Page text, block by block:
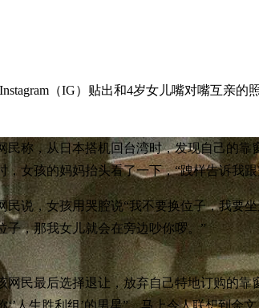
（IG）贴出和4岁女儿嘴对嘴互亲
民称，从日本搭机回台湾时，发现自己的
，女孩的妈妈抬头看了一下，“跩样告诉我
民说，女孩用哭腔说“我不要换位子，我要
子，那我女儿就会在旁边吵你啰。”
网民最后选择退让，放弃自己特地订购的靠
‘’人生胜利组’的男星”，马上令人联想到余